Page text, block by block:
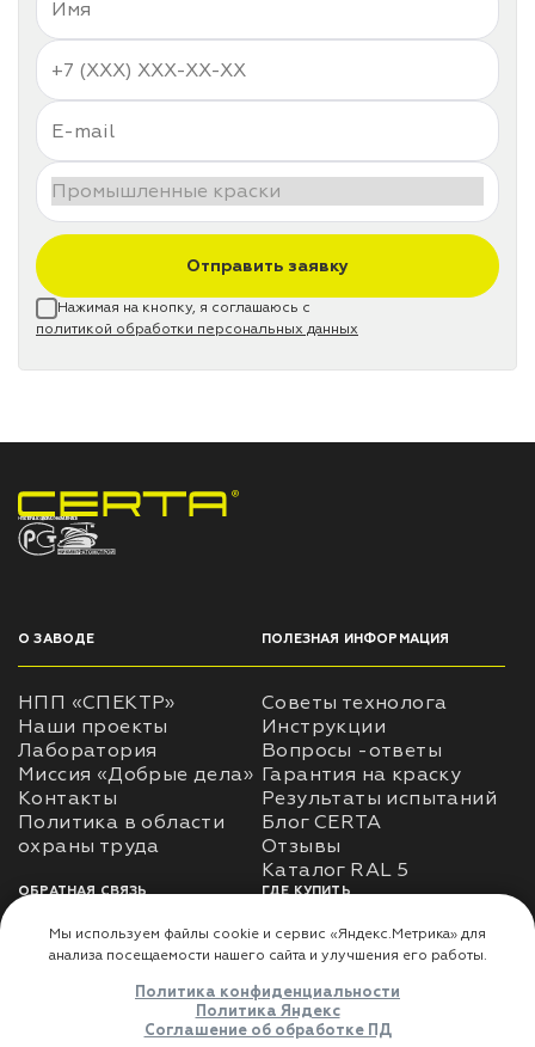
Отправить заявку
Нажимая на кнопку, я соглашаюсь с
политикой обработки персональных данных
НПП «СПЕКТР» ЗАВОД ЛАКОКРАСОЧНЫХ МАТЕРИАЛОВ
О ЗАВОДЕ
НПП «СПЕКТР»
Наши проекты
Лаборатория
Миссия «Добрые дела»
Контакты
Политика в области
ПОЛЕЗНАЯ ИНФОРМАЦИЯ
Советы технолога
Инструкции
Вопросы -ответы
Гарантия на краску
Результаты испытаний
Блог CERTA
Отзывы
Каталог RAL 5
ОБРАТНАЯ СВЯЗЬ
Использование
использования личных
ГДЕ КУПИТЬ
Доставка
Где купить